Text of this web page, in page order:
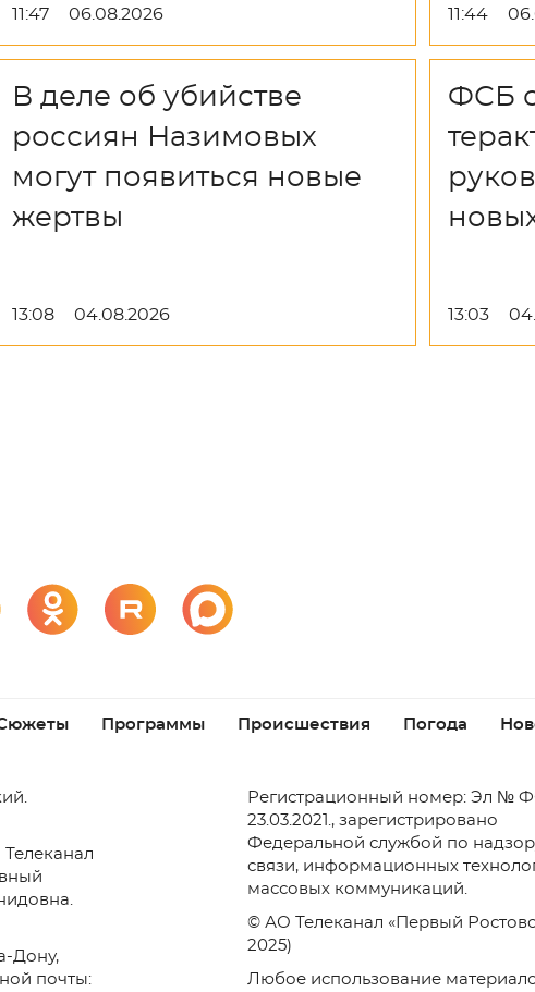
11:47 06.08.2026 11:44
В деле об убийстве
россиян Назимовых
могут появиться новые
жертвы
13:08 04.08.2026
ФСБ
13:03
Программы Происшествия Погода
Дону,
почты:
Регистрационный номер: Эл №
23.03.2021., зарегистрировано
Федеральной службой по
связи, информационных
массовых коммуникаций.
© АО Телеканал «Первый
2025)
Любое использование